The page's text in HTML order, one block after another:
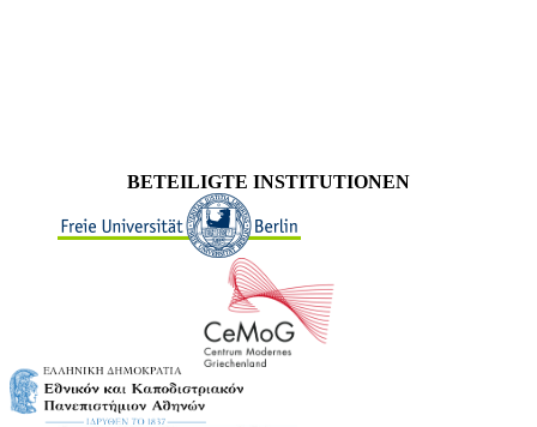
BETEILIGTE INSTITUTIONEN